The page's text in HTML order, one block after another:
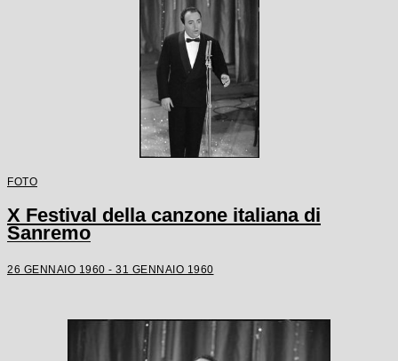
FOTO
X Festival della canzone italiana di
Sanremo
26 GENNAIO 1960 - 31 GENNAIO 1960